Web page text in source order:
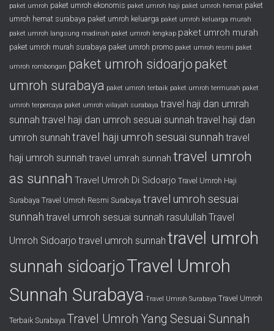
paket umroh paket umroh ekonomis paket umroh haji paket umroh hemat paket
umroh hemat surabaya paket umroh keluarga paket umroh keluarga murah
paket umroh langsung madinah paket umroh lengkap paket umroh murah
paket umroh murah surabaya paket umroh promo paket umroh resmi paket
umroh rombongan paket umroh sidoarjo paket
umroh surabaya paket umroh terbaik paket umroh termurah paket
umroh terpercaya paket umroh wilayah surabaya travel haji dan umrah
sunnah travel haji dan umroh sesuai sunnah travel haji dan
umroh sunnah travel haji umroh sesuai sunnah travel
haji umroh sunnah travel umrah sunnah travel umroh
as sunnah Travel Umroh Di Sidoarjo Travel Umroh Haji
Surabaya Travel Umroh Resmi Surabaya travel umroh sesuai
sunnah travel umroh sesuai sunnah rasulullah Travel
Umroh Sidoarjo travel umroh sunnah travel umroh
sunnah sidoarjoTravel Umroh
Sunnah Surabaya Travel Umroh Surabaya Travel Umroh
Terbaik Surabaya Travel Umroh Yang Sesuai Sunnah